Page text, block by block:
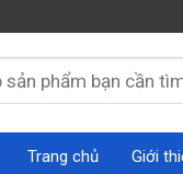
Trang chủ Giới